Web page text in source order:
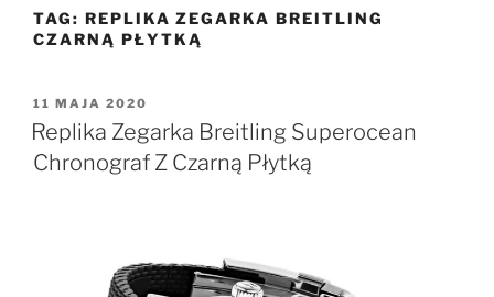
TAG: REPLIKA ZEGARKA BREITLING
CZARNĄ PŁYTKĄ
OPUBLIKOWANE
W
11 MAJA 2020
Replika Zegarka Breitling Superocean
Chronograf Z Czarną Płytką